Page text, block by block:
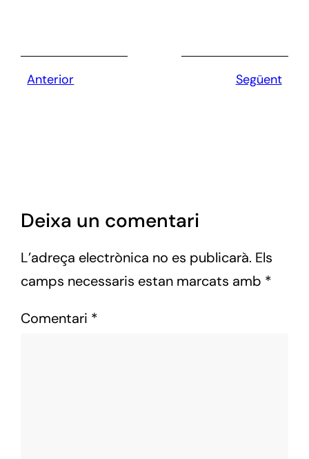
Anterior Següent
Deixa un comentari
L’adreça electrònica no es publicarà. Els
camps necessaris estan marcats amb *
Comentari *